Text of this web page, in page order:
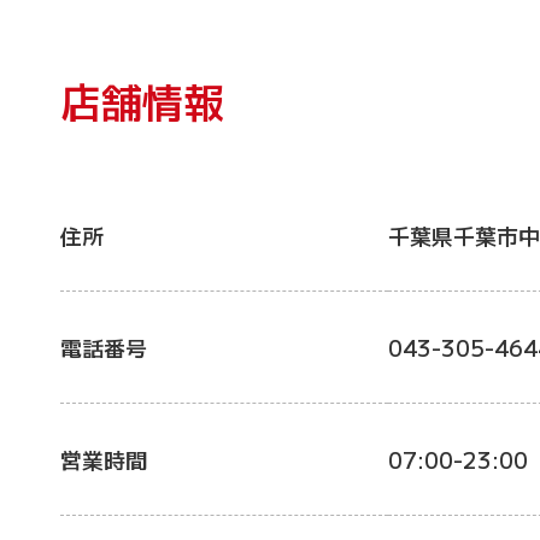
店舗情報
住所 千葉県千葉市
電話番号 043-305-
営業時間 07:00-23:00